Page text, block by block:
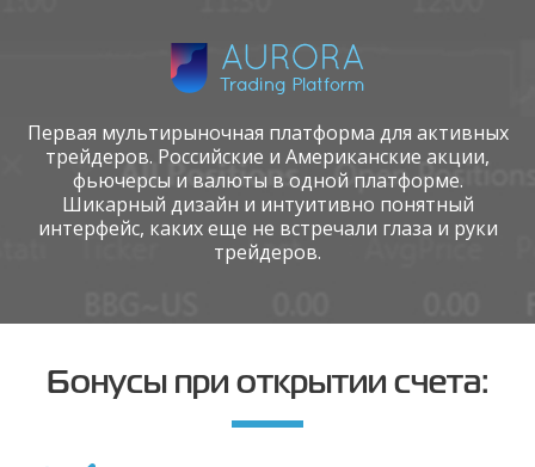
Первая мультирыночная платформа для активных
трейдеров. Российские и Американские акции,
фьючерсы и валюты в одной платформе.
Шикарный дизайн и интуитивно понятный
интерфейс, каких еще не встречали глаза и руки
трейдеров.
Бонусы при открытии счета: